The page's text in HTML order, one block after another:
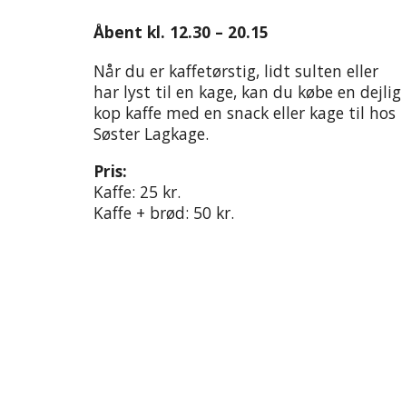
Åbent kl. 12.30 – 20.15
Når du er kaffetørstig, lidt sulten eller
har lyst til en kage, kan du købe en dejlig
kop kaffe med en snack eller kage til hos
Søster Lagkage.
Pris:
Kaffe: 25 kr.
Kaffe + brød: 50 kr.